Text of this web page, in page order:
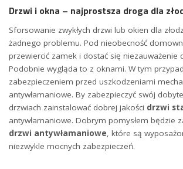
Drzwi i okna – najprostsza droga dla
Sforsowanie zwykłych drzwi lub okien dla
żadnego problemu. Pod nieobecność
przewiercić zamek i dostać się niezauważenie
Podobnie wygląda to z oknami. W tym
zabezpieczeniem przed uszkodzeniami
antywłamaniowe. By zabezpieczyć swój
drzwiach zainstalować dobrej jakości drzwi
antywłamaniowe. Dobrym pomysłem będzie
drzwi antywłamaniowe, które są
niezwykle mocnych zabezpieczeń.